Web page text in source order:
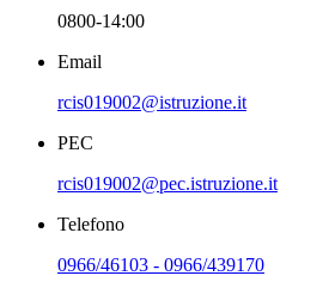
0800-14:00
Email
rcis019002@istruzione.it
PEC
rcis019002@pec.istruzione.it
Telefono
0966/46103 - 0966/439170